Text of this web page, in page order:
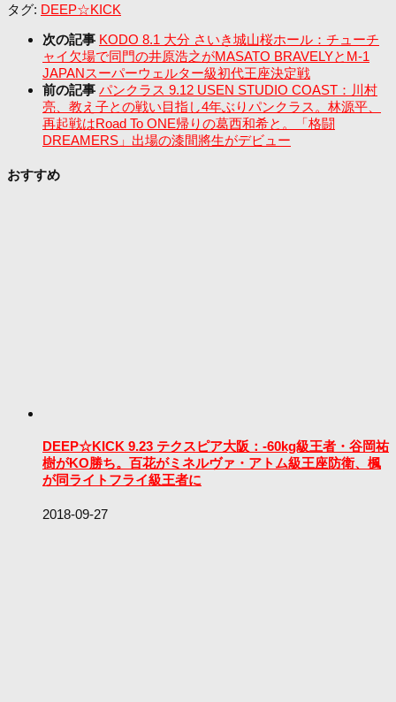
タグ: DEEP☆KICK
次の記事 KODO 8.1 大分 さいき城山桜ホール：チューチ
ャイ欠場で同門の井原浩之がMASATO BRAVELYとM-1
JAPANスーパーウェルター級初代王座決定戦
前の記事 パンクラス 9.12 USEN STUDIO COAST：川村
亮、教え子との戦い目指し4年ぶりパンクラス。林源平、
再起戦はRoad To ONE帰りの葛西和希と。「格闘
DREAMERS」出場の漆間將生がデビュー
おすすめ
DEEP☆KICK 9.23 テクスピア大阪：-60kg級王者・谷岡祐
樹がKO勝ち。百花がミネルヴァ・アトム級王座防衛、楓
が同ライトフライ級王者に
2018-09-27